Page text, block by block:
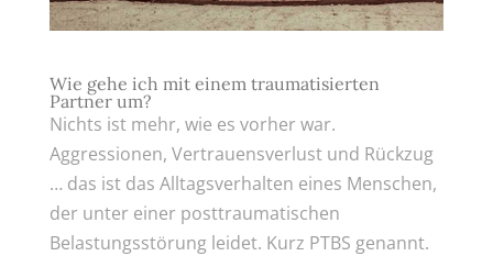
Wie gehe ich mit einem traumatisierten
Partner um?
Nichts ist mehr, wie es vorher war.
Aggressionen, Vertrauensverlust und Rückzug
… das ist das Alltagsverhalten eines Menschen,
der unter einer posttraumatischen
Belastungsstörung leidet. Kurz PTBS genannt.